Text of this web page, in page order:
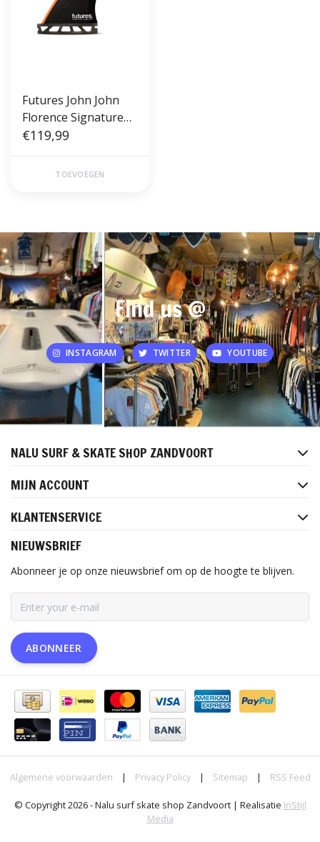
Futures John John
Florence Signature
Range Honeycomb
€119,99
TOEVOEGEN
Find us @
INSTAGRAM TWITTER YOUTUBE
NALU SURF & SKATE SHOP ZANDVOORT
MIJN ACCOUNT
KLANTENSERVICE
NIEUWSBRIEF
Abonneer je op onze nieuwsbrief om op de hoogte te blijven.
ABONNEER
Algemene voorwaarden | Privacy Policy | Sitemap | RSS Feed
© Copyright 2026 - Nalu surf skate shop Zandvoort | Realisatie InStijl
Media